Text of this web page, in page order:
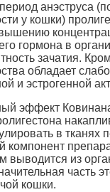
анэструса
у кошки)
гормона в
зачатия.
обладает
и эстрогенной
эффект
в тканях
компонент
выводится из
часть
кошки.